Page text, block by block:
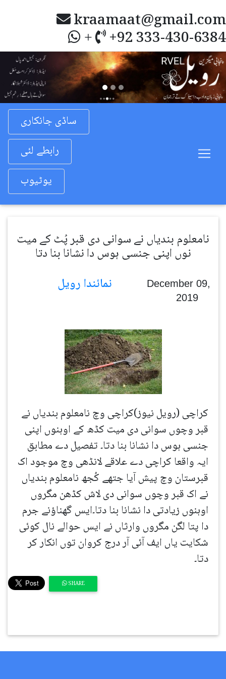
kraamaat@gmail.com
+ +92 333-430-6384
Previous
ساڈی جانکاری
رابطے لئی
یوٹیوب
نامعلوم بندیاں نے سوانی دی قبر پُٹ کے میت
نوں اپنی جنسی ہوس دا نشانا بنا دتا
December 09,
2019
کراچی (رویل نیوز)کراچی وچ نامعلوم بندیاں نے
قبر وچوں سوانی دی میت کڈھ کے اوہنوں اپنی
جنسی ہوس دا نشانا بنا دتا۔ تفصیل دے مطابق
ایہ واقعا کراچی دے علاقے لانڈھی وچ موجود اک
قبرستان وچ پیش آیا جتھے کُجھ نامعلوم بندیاں
نے اک قبر وچوں سوانی دی لاش کڈھن مگروں
اوہنوں زیادتی دا نشانا بنا دتا۔ایس گھناؤنے جرم
دا پتا لگن مگروں وارثاں نے ایس حوالے نال کوئی
شکایت یاں ایف آئی آر درج کروان توں انکار کر
دتا۔
SHARE